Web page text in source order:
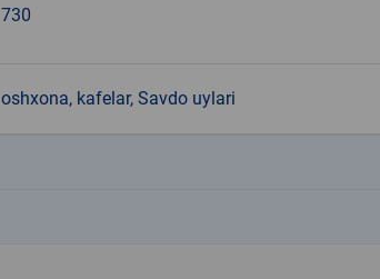
730
oshxona, kafelar, Savdo uylari